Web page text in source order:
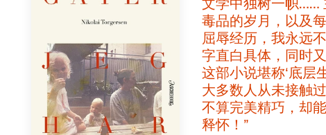
毒品的岁月，​以及
屈辱经历，​我永远
字直白具体，​同时
这部小说堪称‘底层
大多数人从未接触
不算完美精巧，​却
释怀！​”​